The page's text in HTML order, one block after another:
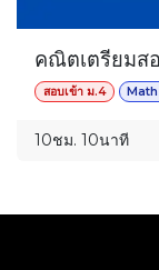
คณิตเตรียมส
สอบเข้า ม.4
10ชม. 10นาที